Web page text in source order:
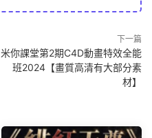
下一篇
米你課堂第2期C4D動畫特效全能
班2024【畫質高清有大部分素
材】